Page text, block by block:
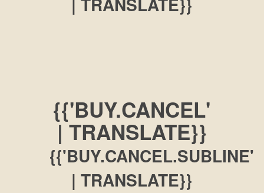
{{'BUY.CANCEL'
| TRANSLATE}}
{{'BUY.CANCEL.SUBLINE'
| TRANSLATE}}